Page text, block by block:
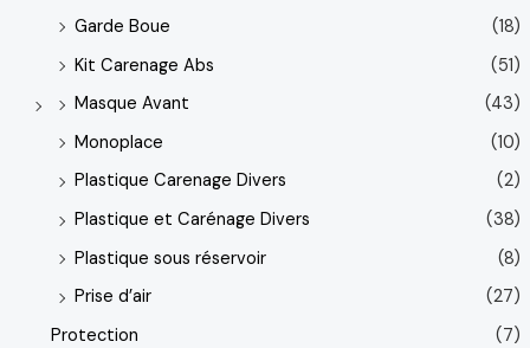
Garde Boue
(18)
Kit Carenage Abs
(51)
Masque Avant
(43)
Monoplace
(10)
Plastique Carenage Divers
(2)
Plastique et Carénage Divers
(38)
Plastique sous réservoir
(8)
Prise d’air
(27)
Protection
(7)